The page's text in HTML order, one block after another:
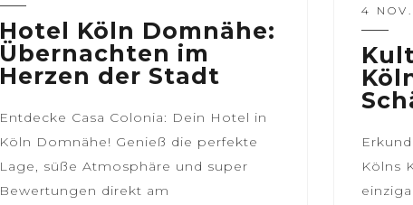
Hotel Köln Domnähe:
Übernachten im
Herzen der Stadt
Entdecke Casa Colonia: Dein Hotel in
Köln Domnähe! Genieß die perfekte
Lage, süße Atmosphäre und super
Bewertungen direkt am
4 NOV.
Kölns